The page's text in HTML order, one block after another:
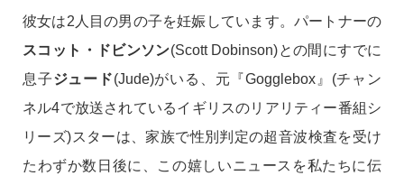
彼女は2人目の男の子を妊娠しています。パートナーの
スコット・ドビンソン(Scott Dobinson)との間にすでに
息子ジュード(Jude)がいる、元『Gogglebox』(チャン
ネル4で放送されているイギリスのリアリティー番組シ
リーズ)スターは、家族で性別判定の超音波検査を受け
たわずか数日後に、この嬉しいニュースを私たちに伝